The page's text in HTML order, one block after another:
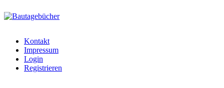
bautagebuch-
liste.de
Kontakt
Impressum
Login
Registrieren